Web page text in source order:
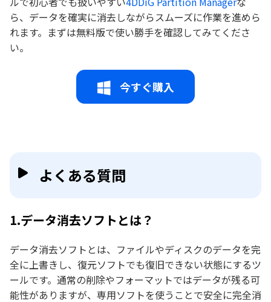
ら、データを確実に消去しながらスムーズに作業を進めら
れます。まずは無料版で使い勝手を確認してみてくださ
い。
今すぐ購入
よくある質問
1.データ消去ソフトとは？
データ消去ソフトとは、ファイルやディスクのデータを完
全に上書きし、復元ソフトでも復旧できない状態にするツ
ールです。通常の削除やフォーマットではデータが残る可
能性がありますが、専用ソフトを使うことで安全に完全消